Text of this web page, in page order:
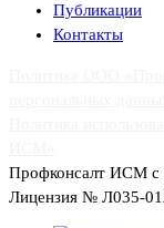
Публикации
Контакты
Профконсалт ИСМ с
Лицензия № Л035-